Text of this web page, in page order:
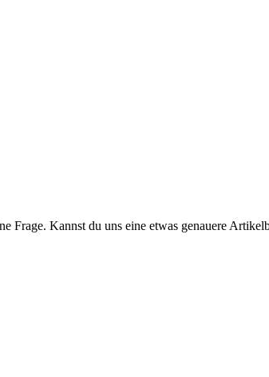
Frage. Kannst du uns eine etwas genauere